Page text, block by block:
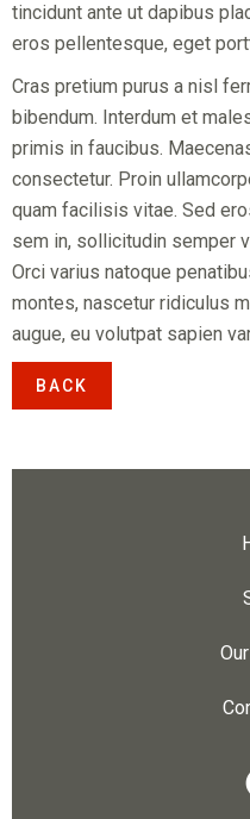
tincidunt ante ut dapibus
eros pellentesque, eget
Cras pretium purus a nisl
bibendum. Interdum et
primis in faucibus.
consectetur. Proin
quam facilisis vitae. Sed
sem in, sollicitudin semper
Orci varius natoque
montes, nascetur ridiculus
augue, eu volutpat sapien
BACK